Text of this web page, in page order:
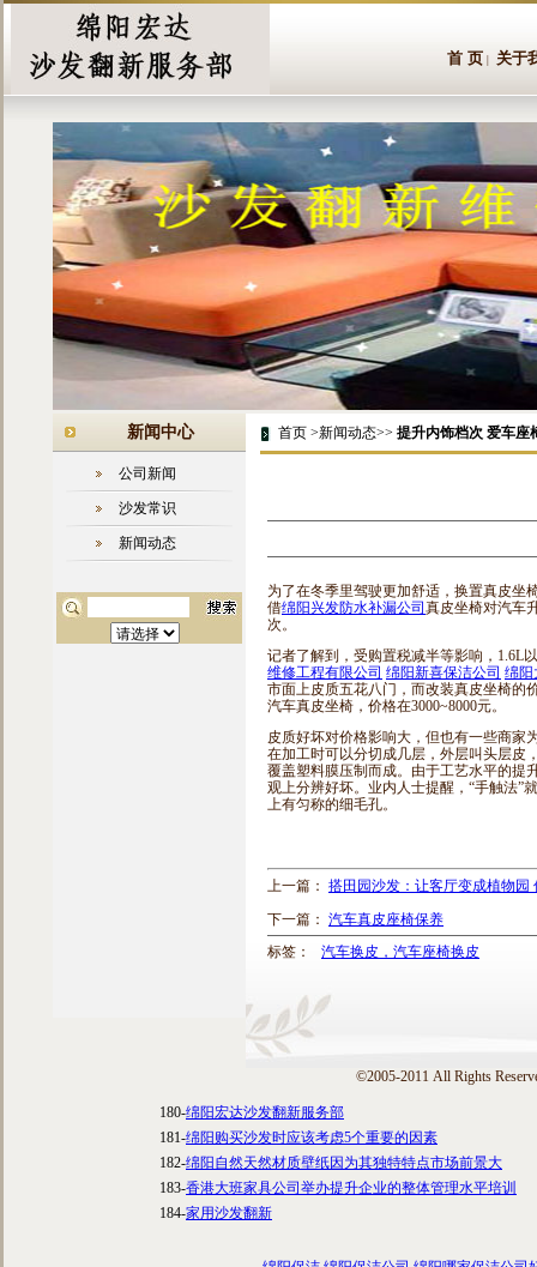
首 页 关于
新闻中心
公司新闻
沙发常识
新闻动态
首页 >新闻动态>> 提升内饰档次 爱车座
为了在冬季里驾驶更加舒适，换置真皮坐
借绵阳兴发防水补漏公司 真皮坐椅对汽车
次。
记者了解到，受购置税减半等影响，1.6L
维修工程有限公司 绵阳新喜保洁公司 绵阳
市面上皮质五花八门，而改装真皮坐椅的
汽车真皮坐椅，价格在3000~8000元。
皮质好坏对价格影响大，但也有一些商家
在加工时可以分切成几层，外层叫头层皮
覆盖塑料膜压制而成。由于工艺水平的提
观上分辨好坏。业内人士提醒，“手触法”
上有匀称的细毛孔。
上一篇： 搭田园沙发：让客厅变成植物园
下一篇： 汽车真皮座椅保养
标签： 汽车换皮，汽车座椅换皮
©2005-2011 All Rights
180-绵阳宏达沙发翻新服务部
181-绵阳购买沙发时应该考虑5个重要的因素
182-绵阳自然天然材质壁纸因为其独特特点市场前景大
183-香港大班家具公司举办提升企业的整体管理水平培训
184-家用沙发翻新